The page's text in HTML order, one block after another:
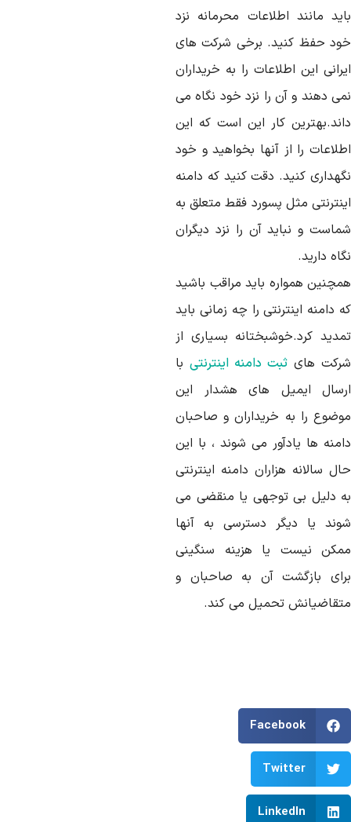
مانند اطلاعات محرمانه نزد
حفظ کنید. برخی شرکت های
این اطلاعات را به خریداران
دهند و آن را نزد خود نگاه می
کار این است که این
را از آنها بخواهید و خود
کنید. دقت کنید که دامنه
مثل پسورد فقط متعلق به
و نباید آن را نزد دیگران
دارید.
همواره باید مراقب باشید
دامنه اینترنتی را چه زمانی باید
کرد.خوشبختانه بسیاری از
های ثبت دامنه اینترنتیبا
ایمیل های هشدار این
را به خریداران و صاحبان
ها یادآور می شوند ، با این
سالانه هزاران دامنه اینترنتی
دلیل بی توجهی یا منقضی می
یا دیگر دسترسی به آنها
نیست یا هزینه سنگینی
بازگشت آن به صاحبان و
تحمیل می کند.
Facebook
Twitter
LinkedIn